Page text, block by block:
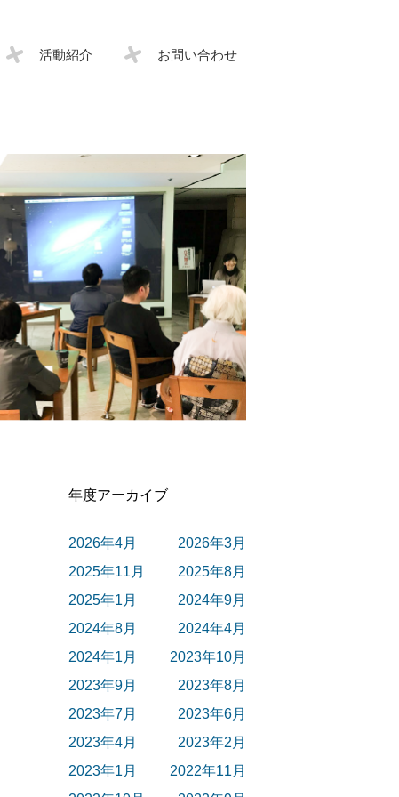
活動紹介 お問い合わせ
年度アーカイブ
2026年4月
2026年3月
2025年11月
2025年8月
2025年1月
2024年9月
2024年8月
2024年4月
2024年1月
2023年10月
2023年9月
2023年8月
2023年7月
2023年6月
2023年4月
2023年2月
2023年1月
2022年11月